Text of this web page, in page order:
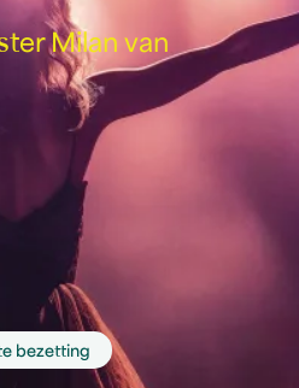
Milan van
bezetting